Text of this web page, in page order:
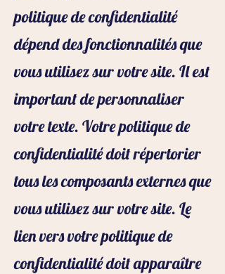
politique de confidentialité
dépend des fonctionnalités que
vous utilisez sur votre site. Il est
important de personnaliser
votre texte. Votre politique de
confidentialité doit répertorier
tous les composants externes que
vous utilisez sur votre site. Le
lien vers votre politique de
confidentialité doit apparaître